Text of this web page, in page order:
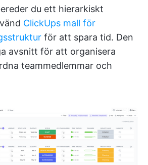
du ett hierarkiskt
ClickUps mall för
för att spara tid. Den
avsnitt för att organisera
teammedlemmar och